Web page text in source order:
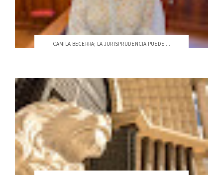
CAMILA BECERRA; LA JURISPRUDENCIA PUEDE ...